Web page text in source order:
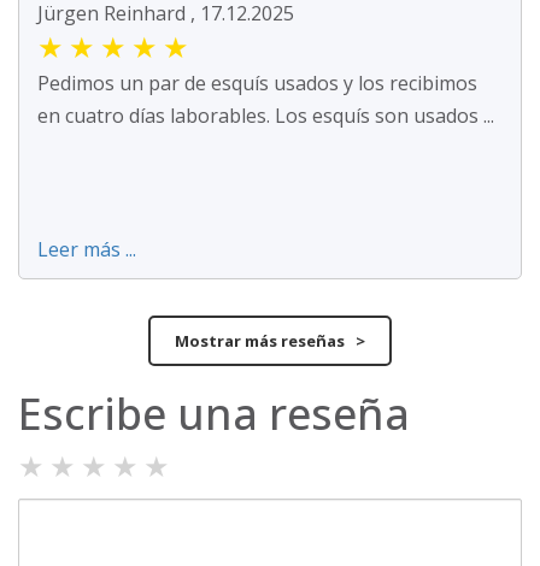
Jürgen Reinhard , 17.12.2025
★ ★ ★ ★ ★
Pedimos un par de esquís usados y los recibimos
en cuatro días laborables. Los esquís son usados ...
Leer más ...
Mostrar más reseñas >
Escribe una reseña
★ ★ ★ ★ ★